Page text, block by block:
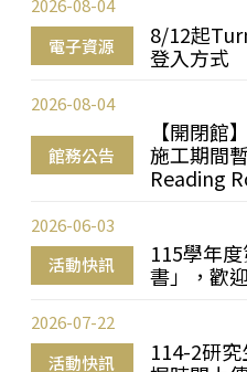
電子資源
8/12起
登入方式
2026-08-04
館務公告
【開閉館
施工期間
Reading
2026-08-04
活動快訊
115學年
書」，歡
2026-06-03
活動快訊
114-2研
2026-07-22